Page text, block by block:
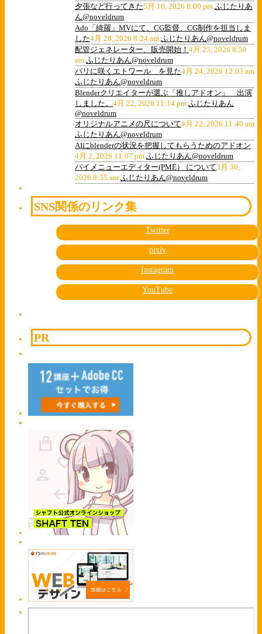
夕張など行ってきた5月 10, 2026 8:00 pm ふじたりあ
ん@noveldrum
Ado「綺羅」MVにて、CG監督、CG制作を担当しま
した4月 28, 2026 8:24 am ふじたりあん@noveldrum
配管ジェネレーター、販売開始！ 4月 25, 2026 8:50
am ふじたりあん@noveldrum
パリに咲くエトワール を見た4月 24, 2026 12:03 am
ふじたりあん@noveldrum
Blenderクリエイターが選ぶ「推しアドオン」 出演
しました。 4月 22, 2026 11:14 pm ふじたりあん
@noveldrum
オリジナルアニメの尺について4月 22, 2026 11:40 am
ふじたりあん@noveldrum
AIにblenderの状況を把握してもらうためのアドオン
4月 2, 2026 11:07 pm ふじたりあん@noveldrum
パイメニューエディター(PME） について3月 30,
2026 8:55 am ふじたりあん@noveldrum
SNS関係のリンク集
Twitter
pixiv
Instagram
YouTube
PR